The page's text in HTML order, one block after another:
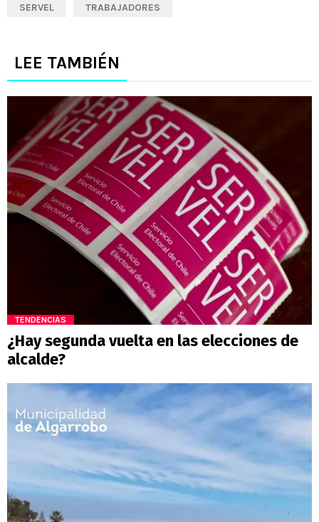
SERVEL TRABAJADORES
LEE TAMBIÉN
TENDENCIAS
¿Hay segunda vuelta en las elecciones de
alcalde?